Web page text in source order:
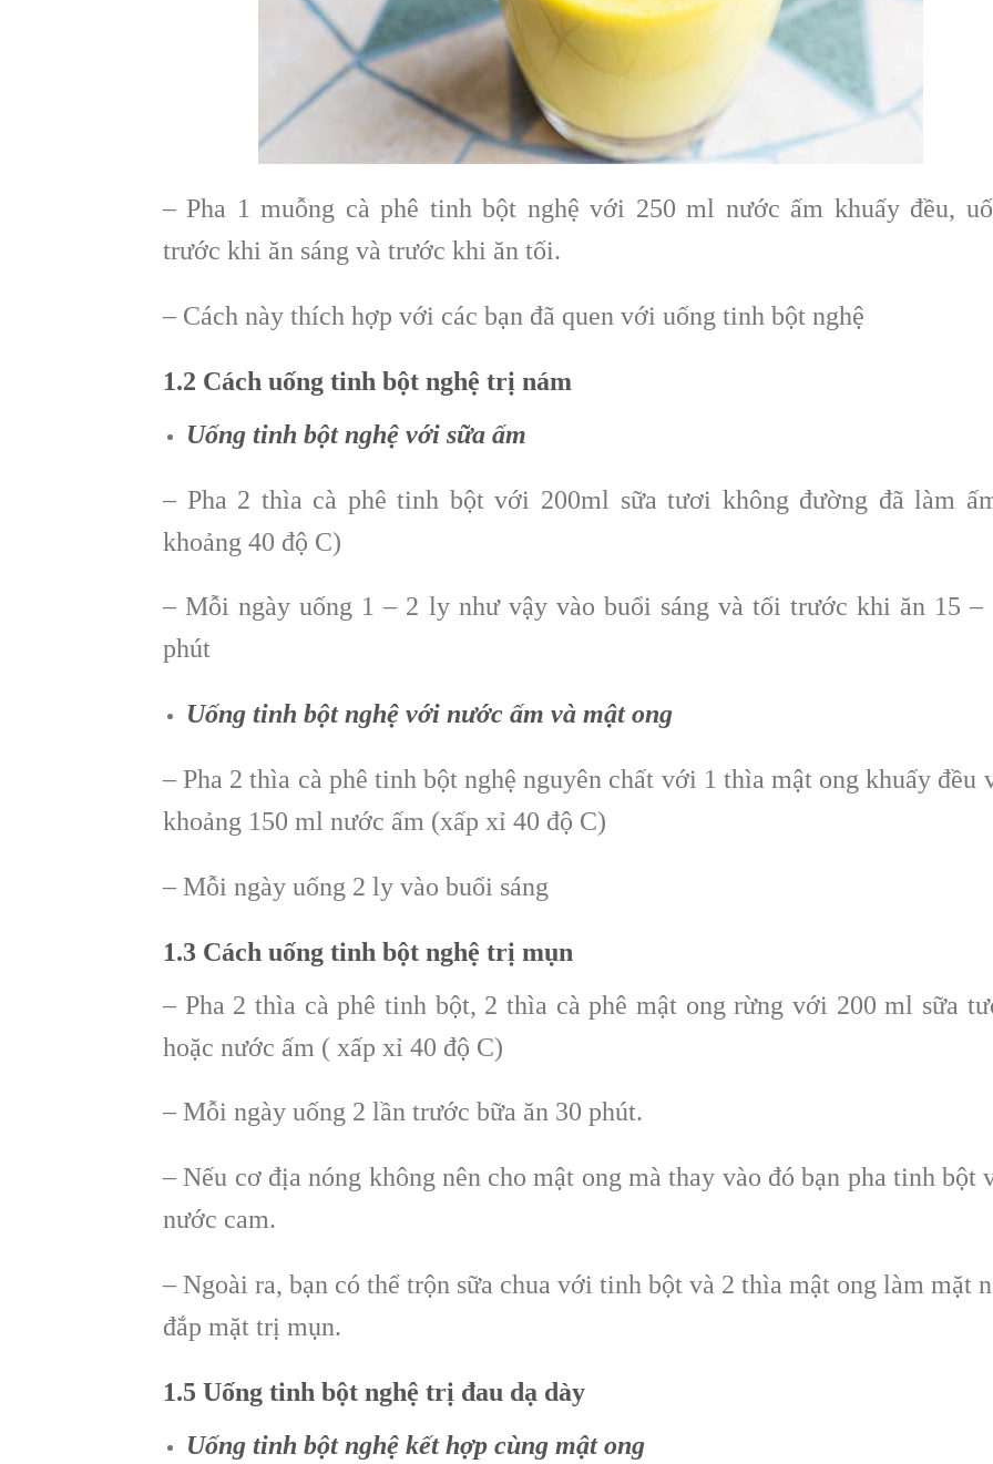
– Pha 1 muỗng cà phê tinh bột nghệ với 250 ml nước ấm khuấy đều,
trước khi ăn sáng và trước khi ăn tối.
– Cách này thích hợp với các bạn đã quen với uống tinh bột nghệ
1.2 Cách uống tinh bột nghệ trị nám
Uống tinh bột nghệ với sữa ấm
– Pha 2 thìa cà phê tinh bột với 200ml sữa tươi không đường đã làm
khoảng 40 độ C)
– Mỗi ngày uống 1 – 2 ly như vậy vào buổi sáng và tối trước khi ăn 15 –
phút
Uống tinh bột nghệ với nước ấm và mật ong
– Pha 2 thìa cà phê tinh bột nghệ nguyên chất với 1 thìa mật ong khuấy đều
khoảng 150 ml nước ấm (xấp xỉ 40 độ C)
– Mỗi ngày uống 2 ly vào buổi sáng
1.3 Cách uống tinh bột nghệ trị mụn
– Pha 2 thìa cà phê tinh bột, 2 thìa cà phê mật ong rừng với 200 ml sữa
hoặc nước ấm ( xấp xỉ 40 độ C)
– Mỗi ngày uống 2 lần trước bữa ăn 30 phút.
– Nếu cơ địa nóng không nên cho mật ong mà thay vào đó bạn pha tinh bột
nước cam.
– Ngoài ra, bạn có thể trộn sữa chua với tinh bột và 2 thìa mật ong làm mặt
đắp mặt trị mụn.
1.5 Uống tinh bột nghệ trị đau dạ dày
Uống tinh bột nghệ kết hợp cùng mật ong